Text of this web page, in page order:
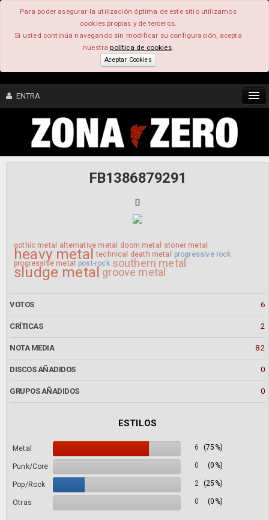
Para poder asegurar la utilización óptima de este sitio utilizamos
cookies propias y de terceros.
Si usted continúa navegando sin modificar su configuración, acepta
nuestrapolítica de cookies.
Aceptar Cookies
ENTRA
CONTENIDO
FB1386879291
[]
gothic metal alternative metal doom metal stoner metal
heavy metal technical death metal
progressive rock
progressive metal
post-rock southern metal
sludge metal groove metal
VOTOS 6
CRÍTICAS 2
NOTA MEDIA 82
DISCOS AÑADIDOS 0
GRUPOS AÑADIDOS 0
ESTILOS
Metal 6 (75%)
Punk/Core 0 (0%)
Pop/Rock 2 (25%)
Otras 0 (0%)